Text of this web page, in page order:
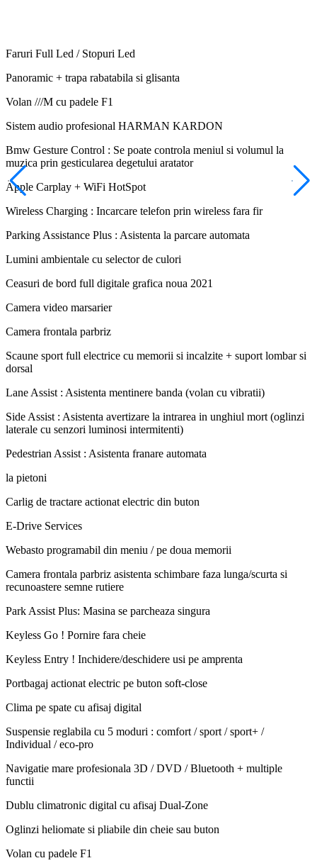
Faruri Full Led / Stopuri Led
Panoramic + trapa rabatabila si glisanta
Volan ///M cu padele F1
Sistem audio profesional HARMAN KARDON
Bmw Gesture Control : Se poate controla meniul si volumul la
muzica prin gesticularea degetului aratator
Apple Carplay + WiFi HotSpot
Wireless Charging : Incarcare telefon prin wireless fara fir
Parking Assistance Plus : Asistenta la parcare automata
Lumini ambientale cu selector de culori
Ceasuri de bord full digitale grafica noua 2021
Camera video marsarier
Camera frontala parbriz
Scaune sport full electrice cu memorii si incalzite + suport lombar si
dorsal
Lane Assist : Asistenta mentinere banda (volan cu vibratii)
Side Assist : Asistenta avertizare la intrarea in unghiul mort (oglinzi
laterale cu senzori luminosi intermitenti)
Pedestrian Assist : Asistenta franare automata
la pietoni
Carlig de tractare actionat electric din buton
E-Drive Services
Webasto programabil din meniu / pe doua memorii
Camera frontala parbriz asistenta schimbare faza lunga/scurta si
recunoastere semne rutiere
Park Assist Plus: Masina se parcheaza singura
Keyless Go ! Pornire fara cheie
Keyless Entry ! Inchidere/deschidere usi pe amprenta
Portbagaj actionat electric pe buton soft-close
Clima pe spate cu afisaj digital
Suspensie reglabila cu 5 moduri : comfort / sport / sport+ /
Individual / eco-pro
Navigatie mare profesionala 3D / DVD / Bluetooth + multiple
functii
Dublu climatronic digital cu afisaj Dual-Zone
Oglinzi heliomate si pliabile din cheie sau buton
Volan cu padele F1